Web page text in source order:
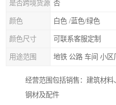
是否跨境货源 否
颜色 白色 /蓝色/绿色
颜色尺寸 可联系客服定制
用途范围 地铁 公路 车间 小区
经营范围包括销售：建筑材料
钢材及配件